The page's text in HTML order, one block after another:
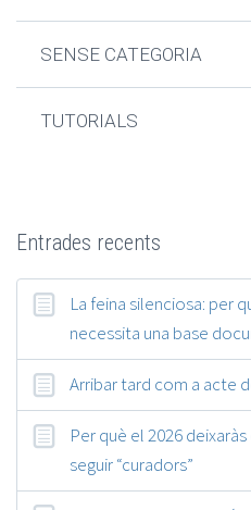
SENSE CATEGORIA
TUTORIALS
Entrades recents
La feina silenciosa: per
necessita una base
Arribar tard com a acte
Per què el 2026
seguir “curadors”